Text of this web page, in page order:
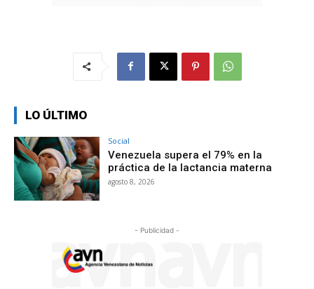
LO ÚLTIMO
Social
Venezuela supera el 79% en la
práctica de la lactancia materna
agosto 8, 2026
- Publicidad -